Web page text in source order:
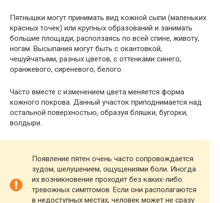
Пятнышки могут принимать вид кожной сыпи (маленьких
красных точек) или крупных образований и занимать
большие площади, расползаясь по всей спине, животу,
ногам. Высыпания могут быть с окантовкой,
чешуйчатыми, разных цветов, с оттенками синего,
оранжевого, сиреневого, белого.
Часто вместе с изменением цвета меняется форма
кожного покрова. Данный участок приподнимается над
остальной поверхностью, образуя бляшки, бугорки,
волдыри.
Появление пятен очень часто сопровождается
зудом, шелушением, ощущениями боли. Иногда
их возникновение проходит без каких-либо
тревожных симптомов. Если они располагаются
в недоступных местах, человек может не сразу